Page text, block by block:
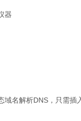
名解析DNS，只需插